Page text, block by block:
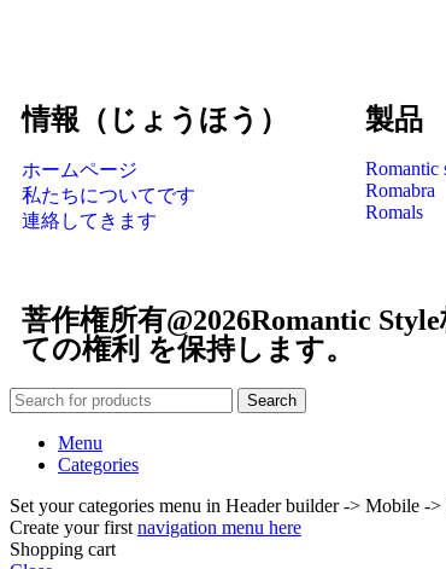
情報（じょうほう）
ホームページ
私たちについてです
連絡してきます
製品
Romantic
Romabra
Romals
菩作権所有@2026Romantic
ての権利 を保持します。
Search
Menu
Categories
Set your categories menu in Header builder -> Mobile -
Create your first navigation menu here
Shopping cart